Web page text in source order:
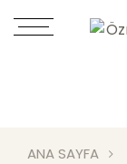
ANA SAYFA